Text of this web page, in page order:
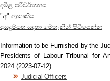
දමිළ පරිවර්තනය
"අ" ආකෘතිය
අයදුම්පත සඳහා මෙතැනින් පිවිසෙන්න
Information to be Furnished by the
Presidents of Labour Tribunal for
2024 (2023-07-12)
Judicial Officers